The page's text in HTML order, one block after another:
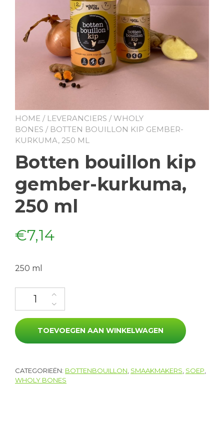
HOME / LEVERANCIERS /WHOLY
BONES / BOTTEN BOUILLON KIP GEMBER-
KURKUMA, 250 ML
Botten bouillon kip
gember-kurkuma,
250 ml
€7,14
250 ml
Botten bouillon kip gember-kurkuma, 250 ml aantal
TOEVOEGEN AAN WINKELWAGEN
CATEGORIEËN: BOTTENBOUILLON SMAAKMAKERS SOEP
WHOLY BONES